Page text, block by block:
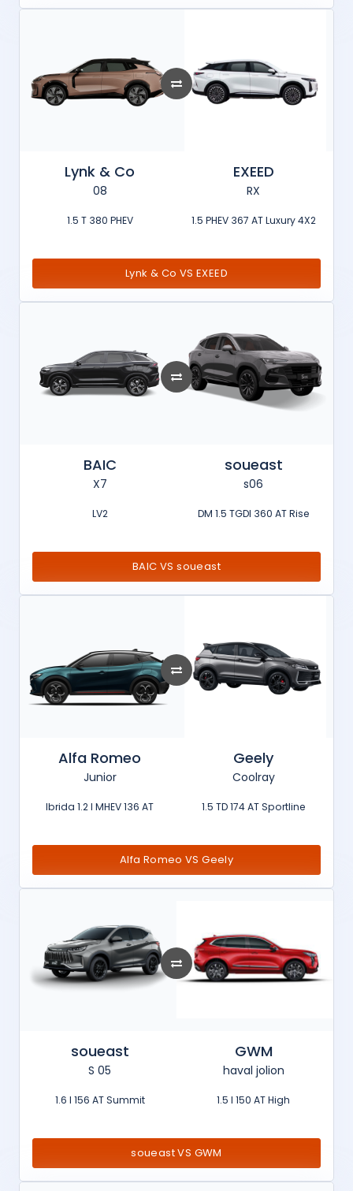
Lynk & Co
08
1.5 T 380 PHEV
EXEED
RX
1.5 PHEV 367 AT Luxury 4X2
Lynk & Co VS EXEED
BAIC
X7
LV2
soueast
s06
DM 1.5 TGDI 360 AT Rise
BAIC VS soueast
Alfa Romeo
Junior
Ibrida 1.2 l MHEV 136 AT
Geely
Coolray
1.5 TD 174 AT Sportline
Alfa Romeo VS Geely
soueast
S 05
1.6 l 156 AT Summit
GWM
haval jolion
1.5 l 150 AT High
soueast VS GWM